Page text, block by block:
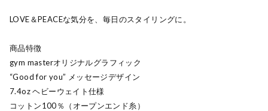
LOVE＆PEACEな気分を、毎日のスタイリングに。
商品特徴
gym masterオリジナルグラフィック
“Good for you” メッセージデザイン
7.4oz ヘビーウェイト仕様
コットン100％（オープンエンド糸）